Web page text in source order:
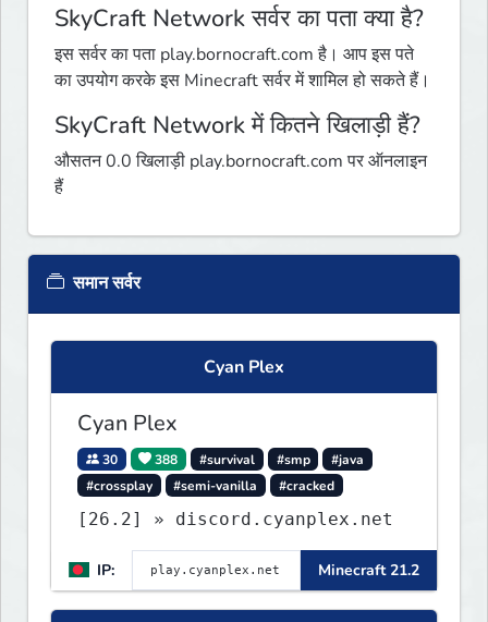
SkyCraft Network सर्वर का पता क्या है?
इस सर्वर का पता play.bornocraft.com है। आप इस पते
का उपयोग करके इस Minecraft सर्वर में शामिल हो सकते हैं।
SkyCraft Network में कितने खिलाड़ी हैं?
औसतन 0.0 खिलाड़ी play.bornocraft.com पर ऑनलाइन
हैं
समान सर्वर
Cyan Plex
Cyan Plex
30 388 #survival #smp
#java
#crossplay
#semi-vanilla #cracked
[26.2] » discord.cyanplex.net
IP: Minecraft 21.2